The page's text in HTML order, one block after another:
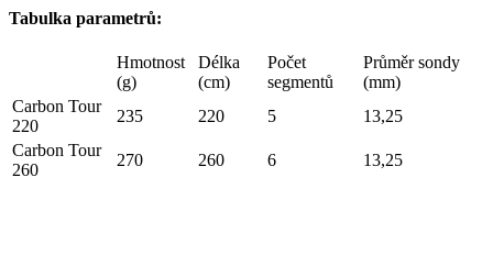
Tabulka parametrů:
Hmotnost
(g)
Délka
(cm)
Počet
segmentů
Průměr sondy
(mm)
Carbon Tour
220
235 220 5
13,25
Carbon Tour
260
270 260 6 13,25